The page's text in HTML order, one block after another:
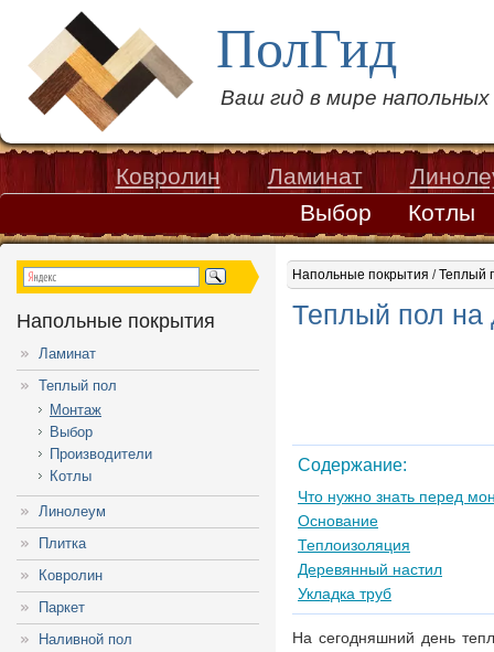
ПолГид
Ваш гид в мире
Ковролин Ламинат
Выбор
Котлы
Напольные покрытия /Теплый
Теплый пол на
Содержание:
Что нужно знать перед
Основание
Теплоизоляция
Деревянный настил
Укладка труб
На сегодняшний день
Напольные покрытия
Ламинат
Теплый пол
Монтаж
Выбор
Производители
Котлы
Линолеум
Плитка
Ковролин
Паркет
Наливной пол